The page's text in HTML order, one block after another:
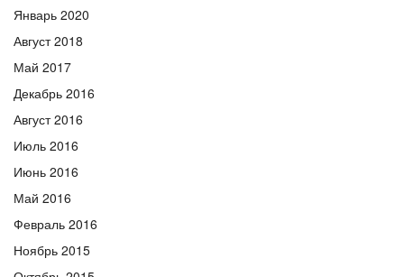
Январь 2020
Август 2018
Май 2017
Декабрь 2016
Август 2016
Июль 2016
Июнь 2016
Май 2016
Февраль 2016
Ноябрь 2015